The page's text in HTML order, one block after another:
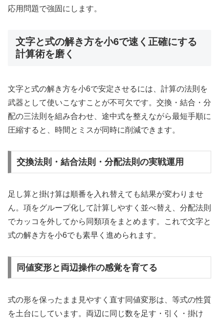
応用問題で強固にします。
文字と式の解き方を小6で速く正確にする
計算術を磨く
文字と式の解き方を小6で安定させるには、計算の法則を
武器として使いこなすことが不可欠です。交換・結合・分
配の三法則を組み合わせ、途中式を整えながら最短手順に
圧縮すると、時間とミスが同時に削減できます。
交換法則・結合法則・分配法則の実戦運用
足し算と掛け算は順番を入れ替えても結果が変わりませ
ん。項をグループ化して計算しやすく並べ替え、分配法則
でカッコを外してから同類項をまとめます。これで文字と
式の解き方を小6でも素早く進められます。
同値変形と両辺操作の感覚を育てる
式の形を保ったまま見やすく直す同値変形は、等式の性質
を土台にしています。両辺に同じ数を足す・引く・掛け